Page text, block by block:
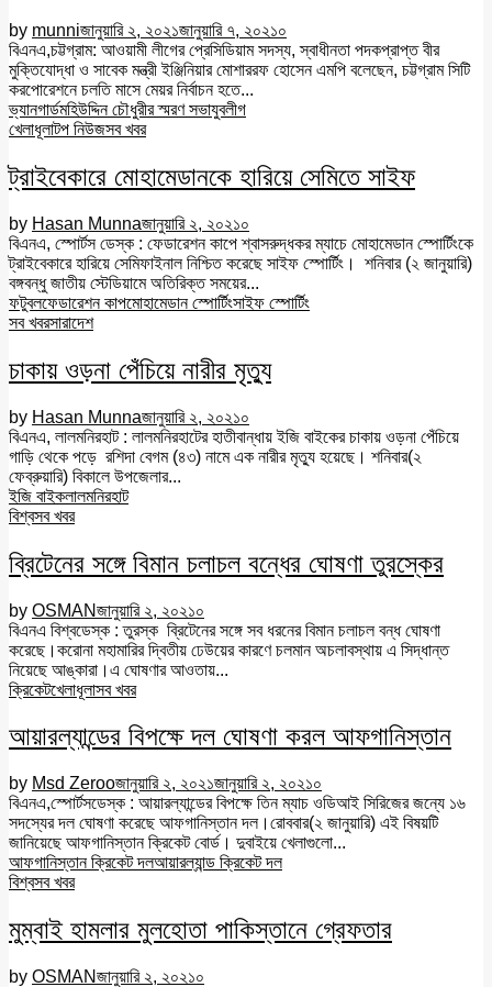
by munniজানুয়ারি ২, ২০২১জানুয়ারি ৭, ২০২১০
বিএনএ,চট্টগ্রাম: আওয়ামী লীগের প্রেসিডিয়াম সদস্য, স্বাধীনতা পদকপ্রাপ্ত বীর
মুক্তিযোদ্ধা ও সাবেক মন্ত্রী ইঞ্জিনিয়ার মোশাররফ হোসেন এমপি বলেছেন, চট্টগ্রাম সিটি
করপোরেশনে চলতি মাসে মেয়র নির্বাচন হতে...
ভ্যানগার্ডমহিউদ্দিন চৌধুরীর স্মরণ সভাযুবলীগ
খেলাধূলাটপ নিউজসব খবর
ট্রাইবেকারে মোহামেডানকে হারিয়ে সেমিতে সাইফ
by Hasan Munnaজানুয়ারি ২, ২০২১০
বিএনএ, স্পোর্টস ডেস্ক : ফেডারেশন কাপে শ্বাসরুদ্ধকর ম্যাচে মোহামেডান স্পোর্টিংকে
ট্রাইবেকারে হারিয়ে সেমিফাইনাল নিশ্চিত করেছে সাইফ স্পোর্টিং। শনিবার (২ জানুয়ারি)
বঙ্গবন্ধু জাতীয় স্টেডিয়ামে অতিরিক্ত সময়ের...
ফটুবলফেডারেশন কাপমোহামেডান স্পোর্টিংসাইফ স্পোর্টিং
সব খবরসারাদেশ
চাকায় ওড়না পেঁচিয়ে নারীর মৃত্যু
by Hasan Munnaজানুয়ারি ২, ২০২১০
বিএনএ, লালমনিরহাট : লালমনিরহাটের হাতীবান্ধায় ইজি বাইকের চাকায় ওড়না পেঁচিয়ে
গাড়ি থেকে পড়ে রশিদা বেগম (৪৩) নামে এক নারীর মৃত্যু হয়েছে। শনিবার(২
ফেব্রুয়ারি) বিকালে উপজেলার...
ইজি বাইকলালমনিরহাট
বিশ্বসব খবর
ব্রিটেনের সঙ্গে বিমান চলাচল বন্ধের ঘোষণা তুরস্কের
by OSMANজানুয়ারি ২, ২০২১০
বিএনএ বিশ্বডেস্ক : তুরস্ক ব্রিটেনের সঙ্গে সব ধরনের বিমান চলাচল বন্ধ ঘোষণা
করেছে।করোনা মহামারির দ্বিতীয় ঢেউয়ের কারণে চলমান অচলাবস্থায় এ সিদ্ধান্ত
নিয়েছে আঙ্কারা।এ ঘোষণার আওতায়...
ক্রিকেটখেলাধূলাসব খবর
আয়ারল্যান্ডের বিপক্ষে দল ঘোষণা করল আফগানিস্তান
by Msd Zerooজানুয়ারি ২, ২০২১জানুয়ারি ২, ২০২১০
বিএনএ,স্পোর্টসডেস্ক : আয়ারল্যান্ডের বিপক্ষে তিন ম্যাচ ওডিআই সিরিজের জন্যে ১৬
সদস্যের দল ঘোষণা করেছে আফগানিস্তান দল।রোববার(২ জানুয়ারি) এই বিষয়টি
জানিয়েছে আফগানিস্তান ক্রিকেট বোর্ড। দুবাইয়ে খেলাগুলো...
আফগানিস্তান ক্রিকেট দলআয়ারল্যান্ড ক্রিকেট দল
বিশ্বসব খবর
মুম্বাই হামলার মুলহোতা পাকিস্তানে গ্রেফতার
by OSMANজানুয়ারি ২, ২০২১০